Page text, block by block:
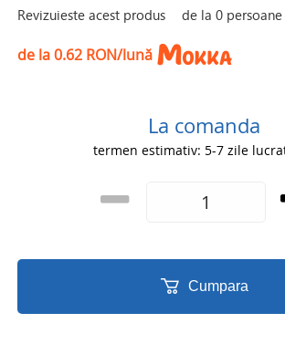
Revizuieste acest produs de la0 persoane
de la 0.62 RON/lună
La comanda
termen estimativ: 5-7 zile
Cumpara